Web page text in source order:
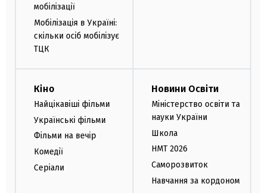
мобілізації
Мобілізація в Україні:
скільки осіб мобілізує
ТЦК
Кіно
Найцікавіші фільми
Українські фільми
Фільми на вечір
Комедії
Серіали
Новини Освіти
Міністерство освіти та
науки України
Школа
НМТ 2026
Саморозвиток
Навчання за кордоном